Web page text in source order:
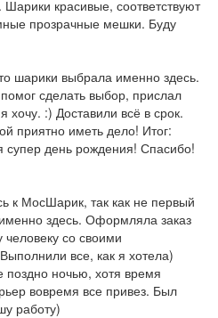
красивые, соответствуют
прозрачные мешки. Буду
шарики выбрала именно здесь.
сделать выбор, прислал
:) Доставили всё в срок.
приятно иметь дело! Итог:
супер день рождения! Спасибо!
к МосШарик, так как не первый
здесь. Оформляла заказ
со своими
все, как я хотела)
ночью, хотя время
вовремя все привез. Был
работу)